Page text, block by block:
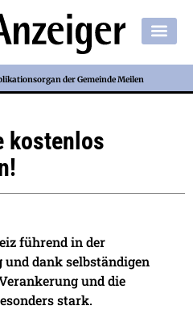
der Gemeinde Meilen
kostenlos
führend in der
dank selbständigen
und die
stark.